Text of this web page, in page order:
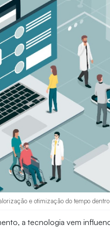
e otimização do tempo
a tecnologia vem